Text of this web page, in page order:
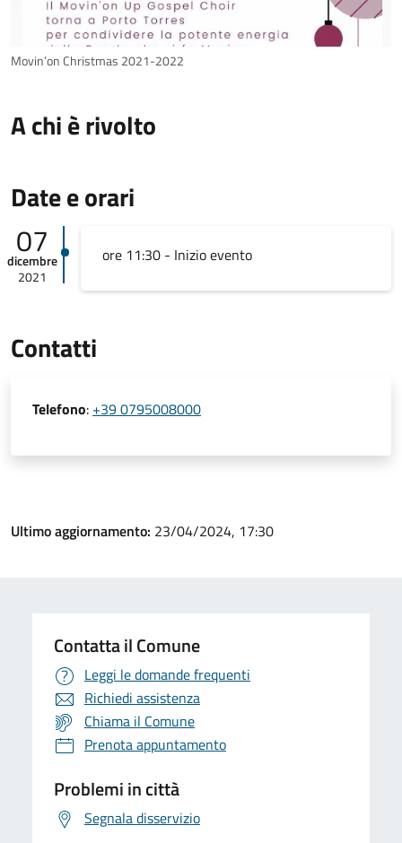
Movin’on Christmas 2021-2022
A chi è rivolto
Date e orari
07
dicembre
2021
ore 11:30 - Inizio evento
Contatti
Telefono: +39 0795008000
Ultimo aggiornamento: 23/04/2024, 17:30
Contatta il Comune
Leggi le domande frequenti
Richiedi assistenza
Chiama il Comune
Prenota appuntamento
Problemi in città
Segnala disservizio